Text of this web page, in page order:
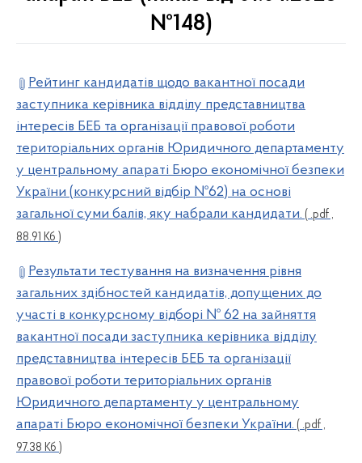
№148)
Рейтинг кандидатів щодо вакантної посади
заступника керівника відділу представництва
інтересів БЕБ та організації правової роботи
територіальних органів Юридичного департаменту
у центральному апараті Бюро економічної безпеки
України (конкурсний відбір №62) на основі
загальної суми балів, яку набрали кандидати. ( .pdf ,
88.91 Кб )
Результати тестування на визначення рівня
загальних здібностей кандидатів, допущених до
участі в конкурсному відборі № 62 на зайняття
вакантної посади заступника керівника відділу
представництва інтересів БЕБ та організації
правової роботи територіальних органів
Юридичного департаменту у центральному
апараті Бюро економічної безпеки України. ( .pdf ,
97.38 Кб )